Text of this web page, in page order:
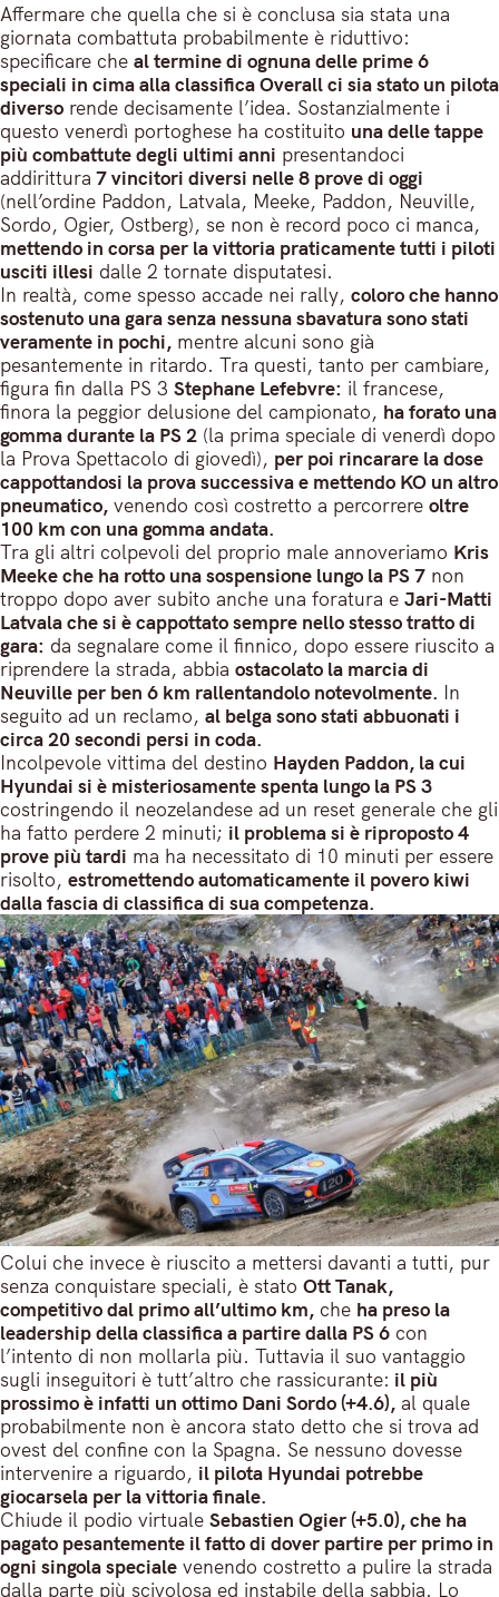
Affermare che quella che si è conclusa sia stata una
giornata combattuta probabilmente è riduttivo:
specificare che al termine di ognuna delle prime 6
speciali in cima alla classifica Overall ci sia stato un pilota
diverso rende decisamente l’idea. Sostanzialmente i
questo venerdì portoghese ha costituito una delle tappe
più combattute degli ultimi anni presentandoci
addirittura 7 vincitori diversi nelle 8 prove di oggi
(nell’ordine Paddon, Latvala, Meeke, Paddon, Neuville,
Sordo, Ogier, Ostberg), se non è record poco ci manca,
mettendo in corsa per la vittoria praticamente tutti i piloti
usciti illesi dalle 2 tornate disputatesi.
In realtà, come spesso accade nei rally, coloro che hanno
sostenuto una gara senza nessuna sbavatura sono stati
veramente in pochi, mentre alcuni sono già
pesantemente in ritardo. Tra questi, tanto per cambiare,
figura fin dalla PS 3 Stephane Lefebvre: il francese,
finora la peggior delusione del campionato, ha forato una
gomma durante la PS 2 (la prima speciale di venerdì dopo
la Prova Spettacolo di giovedì), per poi rincarare la dose
cappottandosi la prova successiva e mettendo KO un altro
pneumatico, venendo così costretto a percorrere oltre
100 km con una gomma andata.
Tra gli altri colpevoli del proprio male annoveriamo Kris
Meeke che ha rotto una sospensione lungo la PS 7 non
troppo dopo aver subito anche una foratura e Jari-Matti
Latvala che si è cappottato sempre nello stesso tratto di
gara: da segnalare come il finnico, dopo essere riuscito a
riprendere la strada, abbia ostacolato la marcia di
Neuville per ben 6 km rallentandolo notevolmente. In
seguito ad un reclamo, al belga sono stati abbuonati i
circa 20 secondi persi in coda.
Incolpevole vittima del destino Hayden Paddon, la cui
Hyundai si è misteriosamente spenta lungo la PS 3
costringendo il neozelandese ad un reset generale che gli
ha fatto perdere 2 minuti; il problema si è riproposto 4
prove più tardi ma ha necessitato di 10 minuti per essere
risolto, estromettendo automaticamente il povero kiwi
dalla fascia di classifica di sua competenza.
Colui che invece è riuscito a mettersi davanti a tutti, pur
senza conquistare speciali, è stato Ott Tanak,
competitivo dal primo all’ultimo km, che ha preso la
leadership della classifica a partire dalla PS 6 con
l’intento di non mollarla più. Tuttavia il suo vantaggio
sugli inseguitori è tutt’altro che rassicurante: il più
prossimo è infatti un ottimo Dani Sordo (+4.6), al quale
probabilmente non è ancora stato detto che si trova ad
ovest del confine con la Spagna. Se nessuno dovesse
intervenire a riguardo, il pilota Hyundai potrebbe
giocarsela per la vittoria finale.
Chiude il podio virtuale Sebastien Ogier (+5.0), che ha
pagato pesantemente il fatto di dover partire per primo in
ogni singola speciale venendo costretto a pulire la strada
dalla parte più scivolosa ed instabile della sabbia. Lo